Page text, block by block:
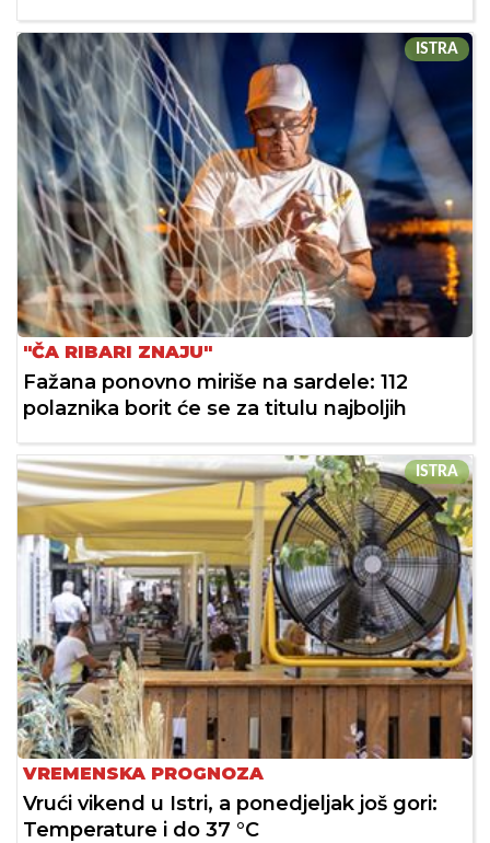
ISTRA
"ČA RIBARI ZNAJU"
Fažana ponovno miriše na sardele: 112
polaznika borit će se za titulu najboljih
ISTRA
VREMENSKA PROGNOZA
Vrući vikend u Istri, a ponedjeljak još gori:
Temperature i do 37 °C